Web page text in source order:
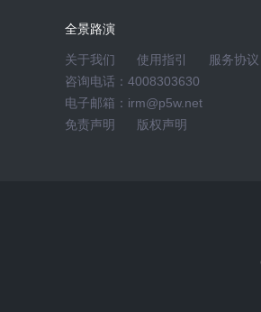
自身生产经营稳定增长为主
159****9882
公司有什么技术优
投资者您好！公司是一家
人企业，面向全球汽车行
合竞争优势。 截止2025年
全景路演
关于我们 使用指引 服务协议
咨询电话：4008303630
电子邮箱：irm@p5w.net
免责声明
版权声明